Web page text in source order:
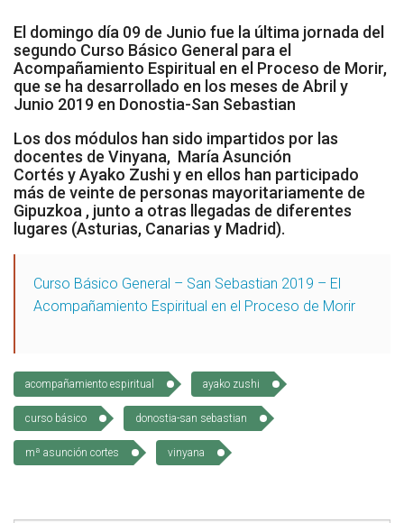
Docentes
Socios de Número
Socios Colaboradores
Colaboramos con
Formaciones
Noticias
Vídeos
Contacto
El domingo día 09 de Junio fue la última jornada del
segundo Curso Básico General para el
Acompañamiento Espiritual en el Proceso de Morir,
que se ha desarrollado en los meses de Abril y
Junio 2019 en Donostia-San Sebastian
Los dos módulos han sido impartidos por las
docentes de Vinyana, María Asunción
Cortés yAyako Zushiy en ellos han participado
más de veinte de personas mayoritariamente de
Gipuzkoa , junto a otras llegadas de diferentes
lugares (Asturias, Canarias y Madrid).
Curso Básico General – San Sebastian 2019 – El
Acompañamiento Espiritual en el Proceso de Morir
acompañamiento espiritual ayako zushi
curso básico donostia-san sebastian
mª asunción cortes vinyana